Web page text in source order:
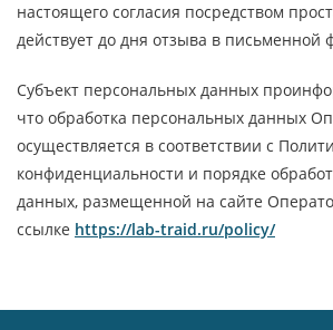
настоящего согласия посредством
действует до дня отзыва в письменной
Субъект персональных данных
что обработка персональных данных
осуществляется в соответствии с
конфиденциальности и порядке
данных, размещенной на сайте
ссылке https://lab-traid.ru/policy/